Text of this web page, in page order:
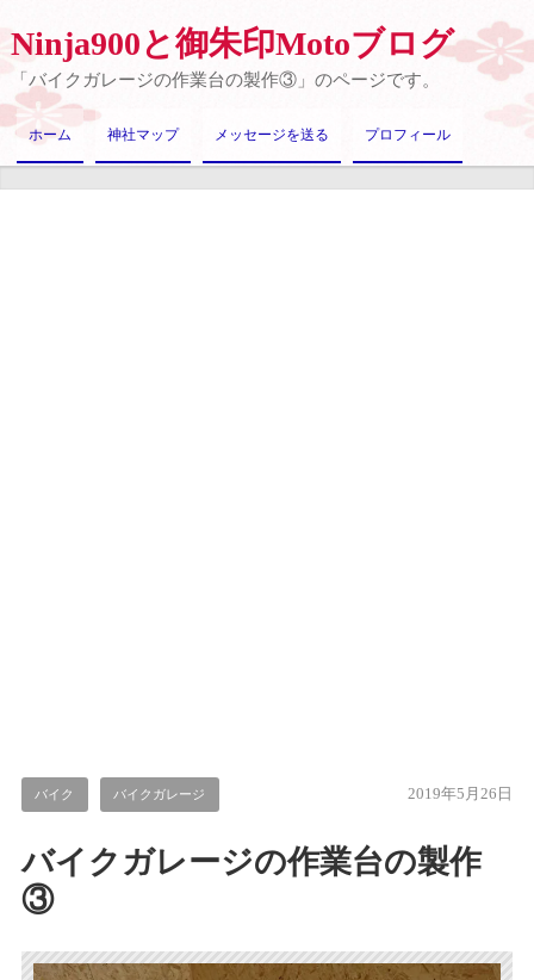
Ninja900と御朱印Motoブログ
「バイクガレージの作業台の製作③」のページです。
ホーム 神社マップ メッセージを送る プロフィール
バイク バイクガレージ 2019年5月26日
バイクガレージの作業台の製作
③